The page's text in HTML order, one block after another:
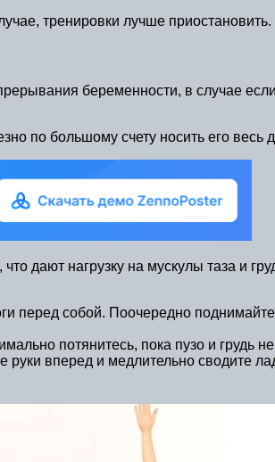
тренировки лучше приостановить.
беременности, в случае
по большому счету носить его весь
дают нагрузку на мускулы таза и
перед собой. Поочередно
потянитесь, пока пузо и грудь
вперед и медлительно сводите